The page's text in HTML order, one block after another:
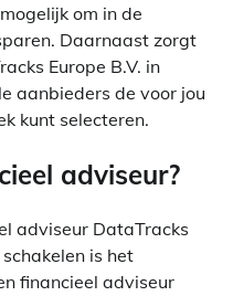
om in de
Daarnaast zorgt
Europe B.V. in
aanbieders de voor jou
kunt selecteren.
adviseur?
adviseur DataTracks
is het
financieel adviseur